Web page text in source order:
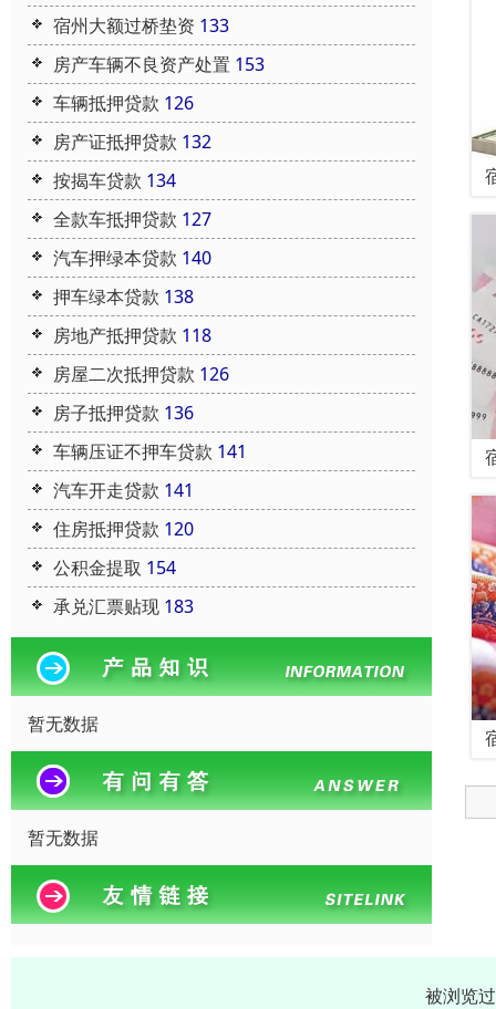
宿州大额过桥垫资 133
房产车辆不良资产处置 153
车辆抵押贷款 126
房产证抵押贷款 132
按揭车贷款 134
全款车抵押贷款 127
汽车押绿本贷款 140
押车绿本贷款 138
房地产抵押贷款 118
房屋二次抵押贷款 126
房子抵押贷款 136
车辆压证不押车贷款 141
汽车开走贷款 141
住房抵押贷款 120
公积金提取 154
承兑汇票贴现 183
暂无数据
暂无数据
被浏览